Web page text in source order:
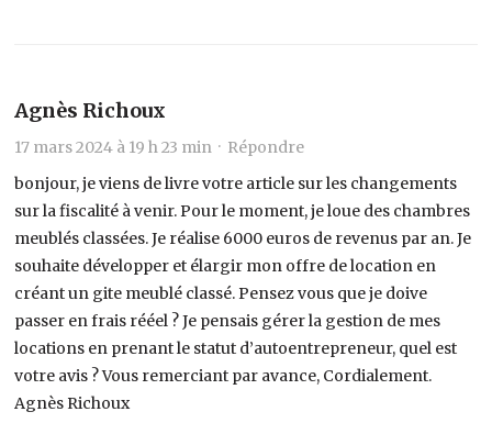
Agnès Richoux
17 mars 2024 à 19 h 23 min · Répondre
bonjour, je viens de livre votre article sur les changements
sur la fiscalité à venir. Pour le moment, je loue des chambres
meublés classées. Je réalise 6000 euros de revenus par an. Je
souhaite développer et élargir mon offre de location en
créant un gite meublé classé. Pensez vous que je doive
passer en frais rééel ? Je pensais gérer la gestion de mes
locations en prenant le statut d’autoentrepreneur, quel est
votre avis ? Vous remerciant par avance, Cordialement.
Agnès Richoux